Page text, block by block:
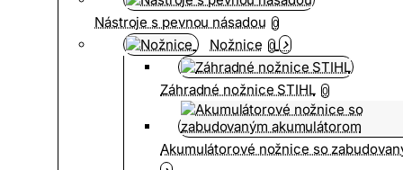
Nástroje s pevnou násadou 0
Nožnice 0
Záhradné nožnice STIHL 0
Akumulátorové nožnice so